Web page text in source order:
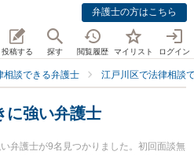
弁護士の方はこちら
投稿する 探す 閲覧履歴 マイリスト ログイン
相談できる弁護士 江戸川区で法律相談
に強い弁護士
弁護士が9名見つかりました。初回面談無